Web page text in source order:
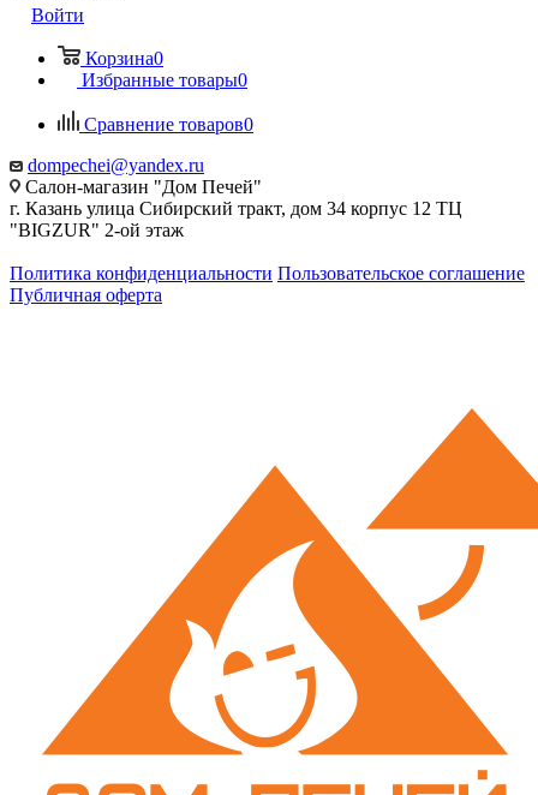
Войти
Корзина0
Избранные товары0
Сравнение товаров0
dompechei@yandex.ru
Салон-магазин "Дом Печей"
г. Казань улица Сибирский тракт, дом 34 корпус 12 ТЦ
"BIGZUR" 2-ой этаж
Политика конфиденциальности Пользовательское соглашение
Публичная оферта